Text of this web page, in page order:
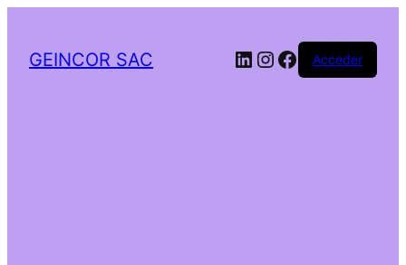
GEINCOR SAC LinkedIn
Instagram
Facebook
Acceder